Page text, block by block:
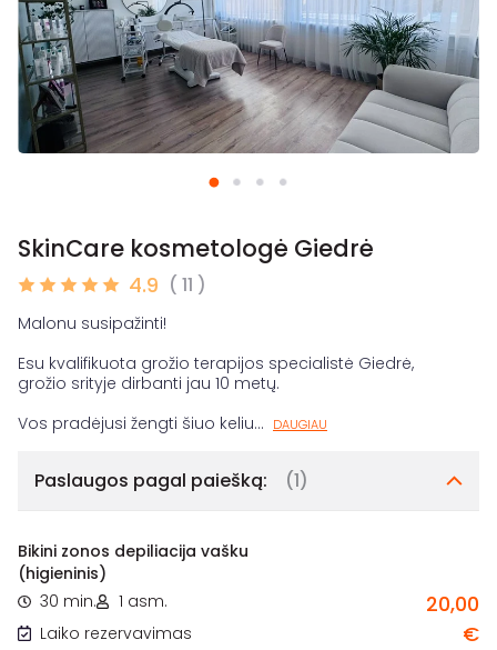
SkinCare kosmetologė Giedrė
4.9 ( 11 )
Malonu susipažinti!
Esu kvalifikuota grožio terapijos specialistė Giedrė,
grožio srityje dirbanti jau 10 metų.
Vos pradėjusi žengti šiuo keliu... DAUGIAU
Paslaugos pagal paiešką: (1)
Bikini zonos depiliacija vašku
(higieninis)
30 min.
1 asm.
Laiko rezervavimas
20,00
€